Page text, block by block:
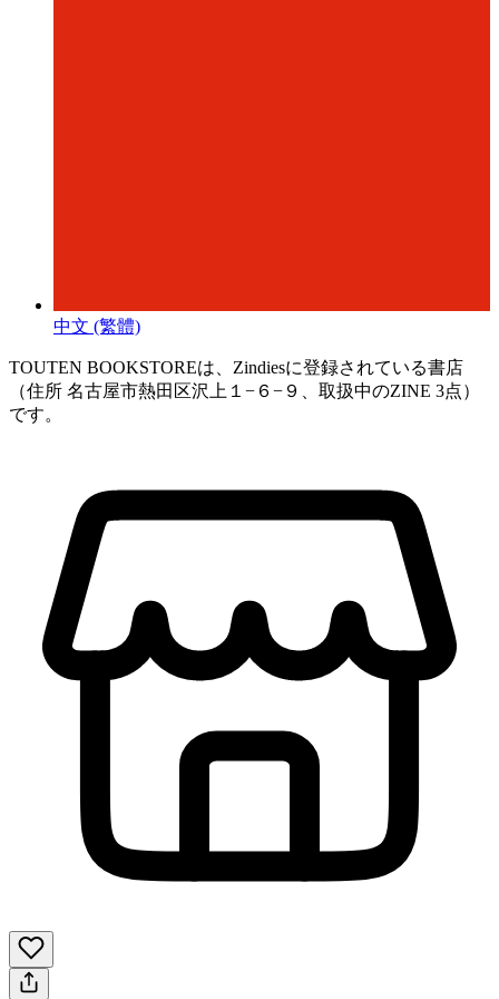
中文 (繁體)
TOUTEN BOOKSTOREは、Zindiesに登録されている書店
（住所 名古屋市熱田区沢上１−６−９、取扱中のZINE 3点）
です。